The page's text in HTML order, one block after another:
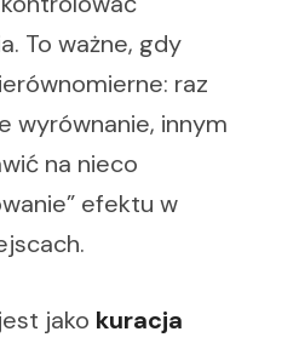
To ważne, gdy
raz
wyrównanie, innym
na nieco
efektu w
jako kuracja